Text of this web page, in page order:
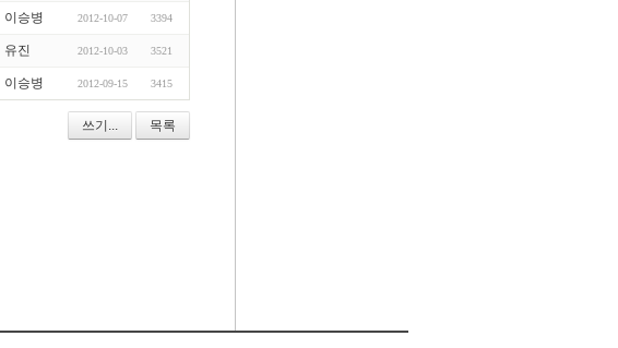
이승병 2012-10-07 3394
유진 2012-10-03 3521
이승병 2012-09-15 3415
쓰기... 목록